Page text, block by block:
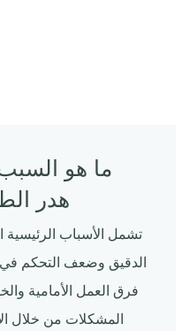
ما هو
هدر
تشمل الأسباب الرئيسية
الدقيق وضعف التحكم
فرق العمل الأمامية
المشكلات من خلال